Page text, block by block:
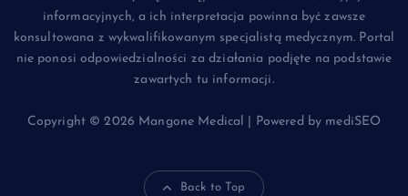
informacyjnych, a ich interpretacja powinna być zawsze
konsultowana z wykwalifikowanym specjalistą medycznym. Portal
nie ponosi odpowiedzialności za działania podjęte na podstawie
zawartych tu informacji.
Copyright © 2026 Mangone Medical | Powered by mediSEO
Back to Top